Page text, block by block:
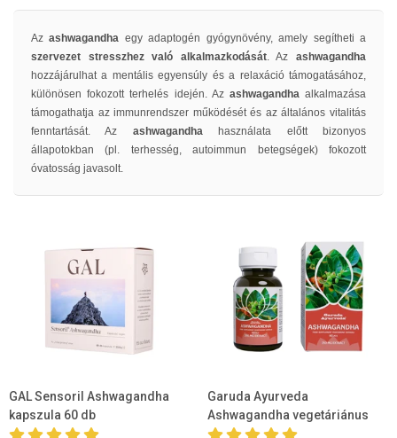
Azashwagandha egy adaptogén gyógynövény, amely segítheti a
szervezet stresszhez való alkalmazkodását. Azashwagandha
hozzájárulhat a mentális egyensúly és a relaxáció támogatásához,
különösen fokozott terhelés idején. Az ashwagandhaalkalmazása
támogathatja az immunrendszer működését és az általános vitalitás
fenntartását. Az ashwagandhahasználata előtt bizonyos
állapotokban (pl. terhesség, autoimmun betegségek) fokozott
óvatosság javasolt.
GAL Sensoril Ashwagandha
kapszula 60 db
Garuda Ayurveda
Ashwagandha vegetáriánus
kapszula 60 db